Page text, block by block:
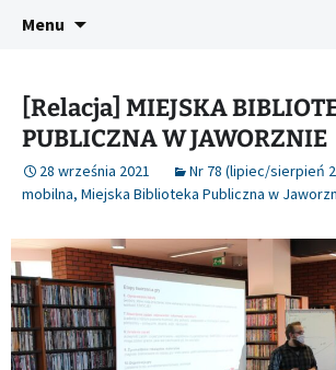
Śląski Pegaz
Platforma inicjatyw
Menu
[Relacja] MIEJSKA
PUBLICZNA W JAWORZNIE
28 września 2021 Nr 78 (lipiec/sierpień
mobilna, Miejska Biblioteka Publiczna w